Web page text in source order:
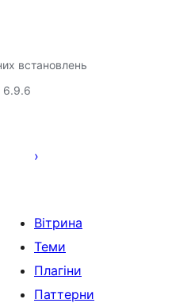
встановлень
6.9.6
Вітрина
Теми
Плагіни
Паттерни